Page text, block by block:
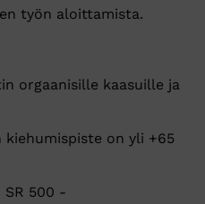
työn aloittamista.
orgaanisille kaasuille ja
on yli +65
500 -